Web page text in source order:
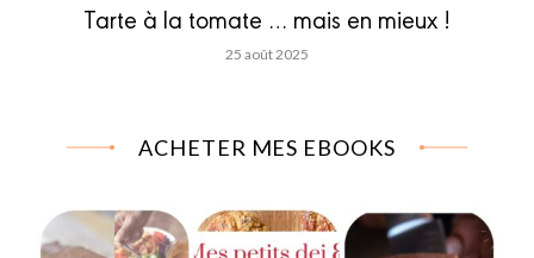
Tarte à la tomate … mais en mieux !
25 août 2025
ACHETER MES EBOOKS